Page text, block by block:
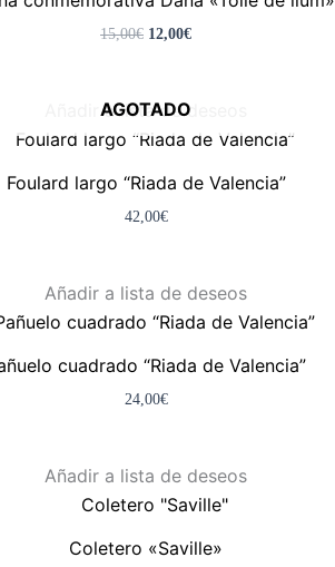
15,00€ 12,00€
Añadir a lista de deseos
AGOTADO
Foulard largo “Riada de Valencia”
42,00€
Añadir a lista de deseos
cuadrado “Riada de Valencia”
24,00€
Añadir a lista de deseos
Coletero «Saville»
El
original
7,50€.
El
actual
4,00€.